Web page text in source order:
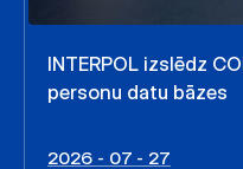
INTERPOL izslēdz
personu datu bāzes
2026 - 07 - 27